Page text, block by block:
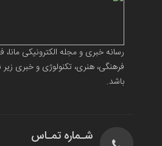
رسانه خبری و مجله الکترونیکی مانا،
فرهنگی، هنری، تکنولوژی و خبری
باشد.
شـماره تمـاس